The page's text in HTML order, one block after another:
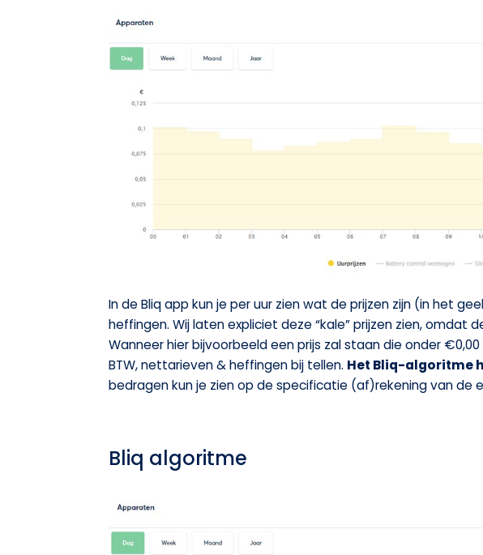
In de Bliq app kun je per uur zien wat de prijzen zijn (in het
heffingen. Wij laten expliciet deze “kale” prijzen zien, omdat
Wanneer hier bijvoorbeeld een prijs zal staan die onder
BTW, nettarieven & heffingen bij tellen. Het Bliq-algoritme
bedragen kun je zien op de specificatie (af)rekening van de
Bliq algoritme